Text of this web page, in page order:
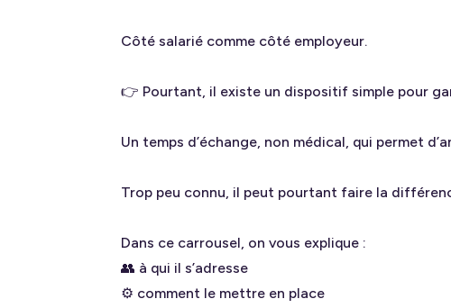
Côté salarié comme côté employeur.
👉 Pourtant, il existe un dispositif simple pour
Un temps d’échange, non médical, qui permet
Trop peu connu, il peut pourtant faire la
Dans ce carrousel, on vous explique :
👥 à qui il s’adresse
⚙️ comment le mettre en place